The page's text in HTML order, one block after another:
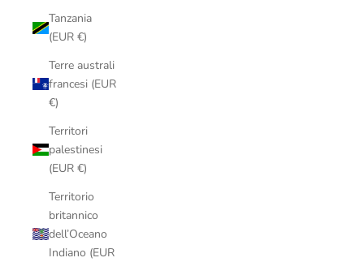
Tanzania
(EUR €)
Terre australi
francesi (EUR
€)
Territori
palestinesi
(EUR €)
Territorio
britannico
dell’Oceano
Indiano (EUR